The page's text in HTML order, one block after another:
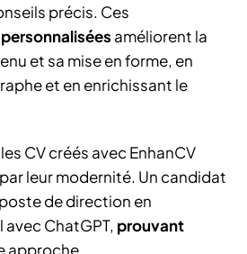
précis. Ces
améliorent la
et sa mise en forme, en
et en enrichissant le
CV créés avec EnhanCV
leur modernité. Un candidat
de direction en
ChatGPT, prouvant
approche.